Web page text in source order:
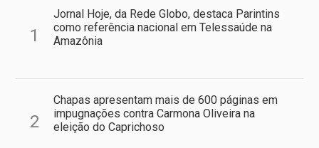
1
Jornal Hoje, da Rede Globo, destaca Parintins
como referência nacional em Telessaúde na
Amazônia
2
Chapas apresentam mais de 600 páginas em
impugnações contra Carmona Oliveira na
eleição do Caprichoso